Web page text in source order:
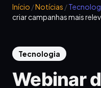
Início /Notícias /
criar campanhas mais
Tecnologia
Webinar